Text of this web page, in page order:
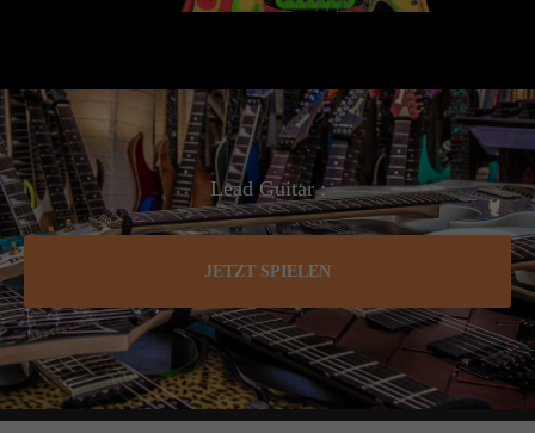
Lead Guitar :
JETZT SPIELEN